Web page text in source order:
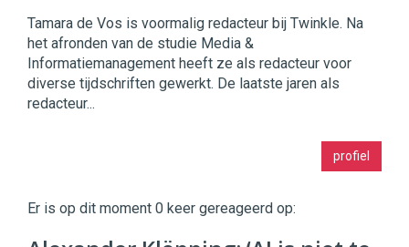
Tamara de Vos is voormalig redacteur bij Twinkle. Na
het afronden van de studie Media &
Informatiemanagement heeft ze als redacteur voor
diverse tijdschriften gewerkt. De laatste jaren als
redacteur...
profiel
Commerce https://twinklemagazine.nl
96 54
Er is op dit moment 0 keer gereageerd op: